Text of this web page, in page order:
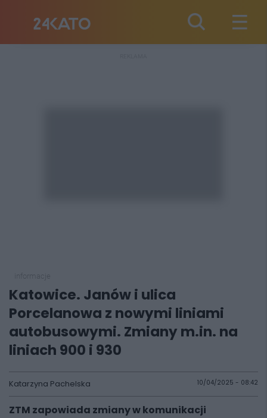
Katowice. Janów i ulica
Porcelanowa z nowymi liniami
autobusowymi. Zmiany m.in. na
liniach 900 i 930
Katarzyna Pachelska 10/04/2025 - 08:42
ZTM zapowiada zmiany w komunikacji